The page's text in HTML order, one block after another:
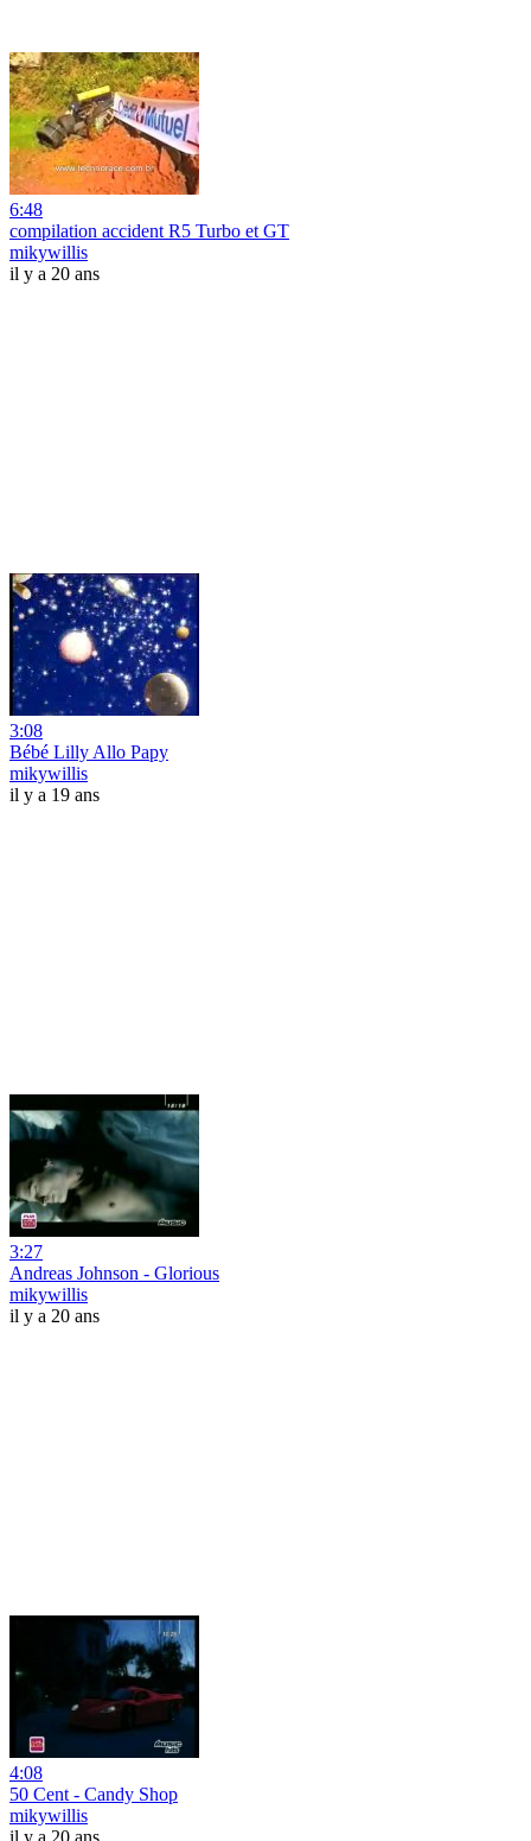
6:48
compilation accident R5 Turbo et GT
mikywillis
il y a 20 ans
3:08
Bébé Lilly Allo Papy
mikywillis
il y a 19 ans
3:27
Andreas Johnson - Glorious
mikywillis
il y a 20 ans
4:08
50 Cent - Candy Shop
mikywillis